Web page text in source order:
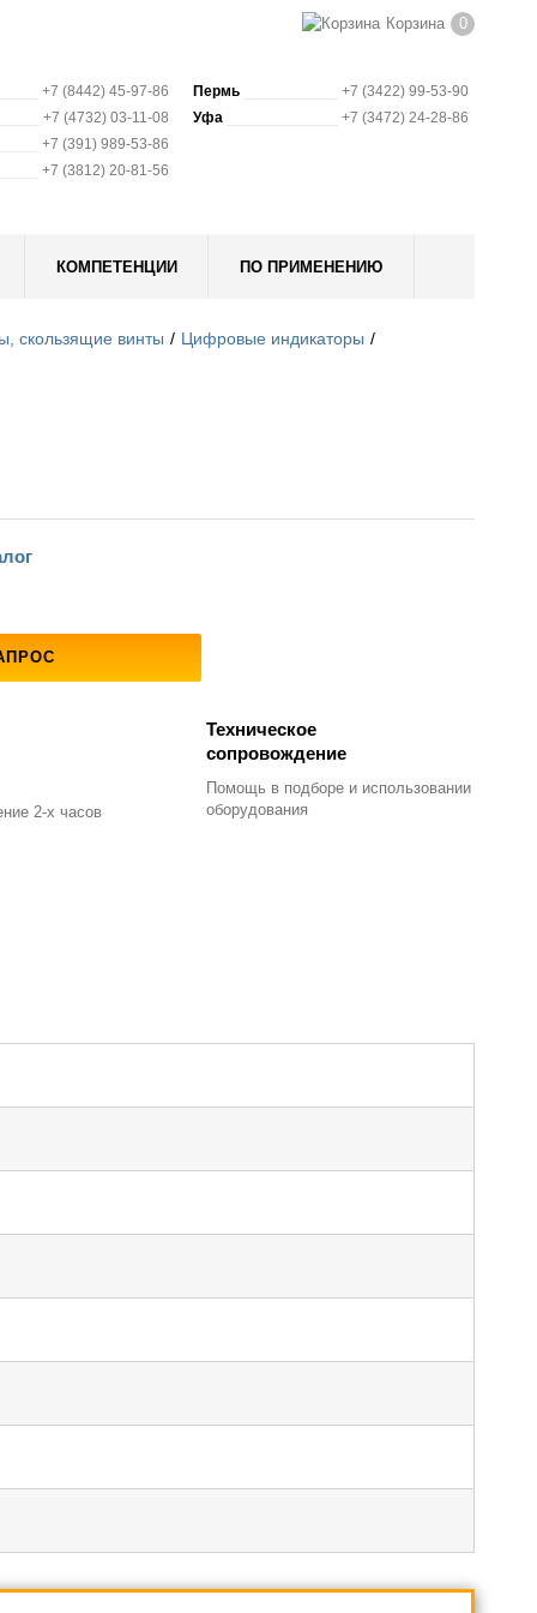
Корзина 0
+7 (8442) 45-97-86
+7 (4732) 03-11-08
+7 (391) 989-53-86
+7 (3812) 20-81-56
Пермь
+7 (3422) 99-53-90
Уфа
+7 (3472) 24-28-86
КОМПЕТЕНЦИИ ПО ПРИМЕНЕНИЮ
скользящие винты Цифровые индикаторы
2-х часов
Техническое
сопровождение
Помощь в подбореи использовании
оборудования